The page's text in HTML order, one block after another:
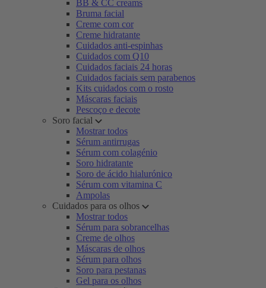
BB & CC creams
Bruma facial
Creme com cor
Creme hidratante
Cuidados anti-espinhas
Cuidados com Q10
Cuidados faciais 24 horas
Cuidados faciais sem parabenos
Kits cuidados com o rosto
Máscaras faciais
Pescoço e decote
Soro facial
Mostrar todos
Sérum antirrugas
Sérum com colagénio
Soro hidratante
Soro de ácido hialurónico
Sérum com vitamina C
Ampolas
Cuidados para os olhos
Mostrar todos
Sérum para sobrancelhas
Creme de olhos
Máscaras de olhos
Sérum para olhos
Soro para pestanas
Gel para os olhos